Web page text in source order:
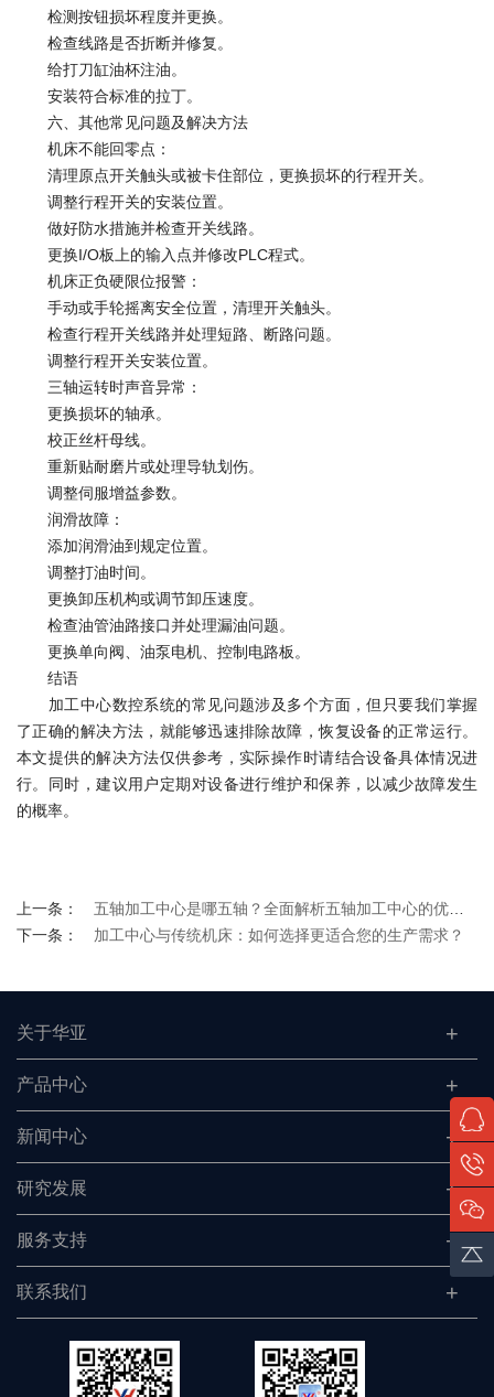
检测按钮损坏程度并更换。
检查线路是否折断并修复。
给打刀缸油杯注油。
安装符合标准的拉丁。
六、其他常见问题及解决方法
机床不能回零点：
清理原点开关触头或被卡住部位，更换损坏的行程开关。
调整行程开关的安装位置。
做好防水措施并检查开关线路。
更换I/O板上的输入点并修改PLC程式。
机床正负硬限位报警：
手动或手轮摇离安全位置，清理开关触头。
检查行程开关线路并处理短路、断路问题。
调整行程开关安装位置。
三轴运转时声音异常：
更换损坏的轴承。
校正丝杆母线。
重新贴耐磨片或处理导轨划伤。
调整伺服增益参数。
润滑故障：
添加润滑油到规定位置。
调整打油时间。
更换卸压机构或调节卸压速度。
检查油管油路接口并处理漏油问题。
更换单向阀、油泵电机、控制电路板。
结语
加工中心数控系统的常见问题涉及多个方面，但只要我们掌握
了正确的解决方法，就能够迅速排除故障，恢复设备的正常运行。
本文提供的解决方法仅供参考，实际操作时请结合设备具体情况进
行。同时，建议用户定期对设备进行维护和保养，以减少故障发生
的概率。
上一条：
五轴加工中心是哪五轴？全面解析五轴加工中心的优势与应用
下一条：
加工中心与传统机床：如何选择更适合您的生产需求？
关于华亚
产品中心
新闻中心
研究发展
服务支持
联系我们